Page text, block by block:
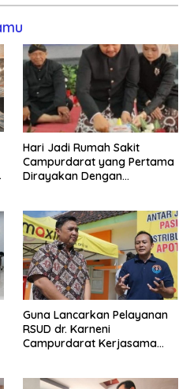
Hari Jadi Rumah Sakit
Campurdarat yang Pertama
Dirayakan Dengan
Seluruh Karyawan
Guna Lancarkan Pelayanan
RSUD dr. Karneni
Campurdarat Kerjasama